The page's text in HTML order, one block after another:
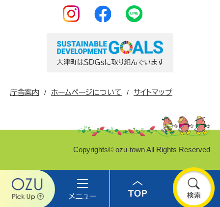
Ozu
庁舎案内 ホームページについて サイトマップ
Copyrights© ozu-town All Rights Reserved